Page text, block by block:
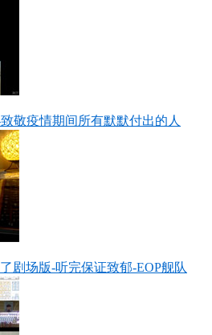
敬疫情期间所有默默付出的人
剧场版-听完保证致郁-EOP舰队